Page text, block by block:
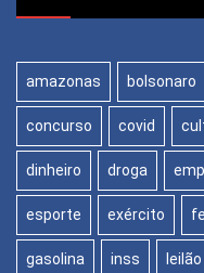
amazonas bolsonaro
concurso covid
dinheiro droga
esporte exército
gasolina inss leilão